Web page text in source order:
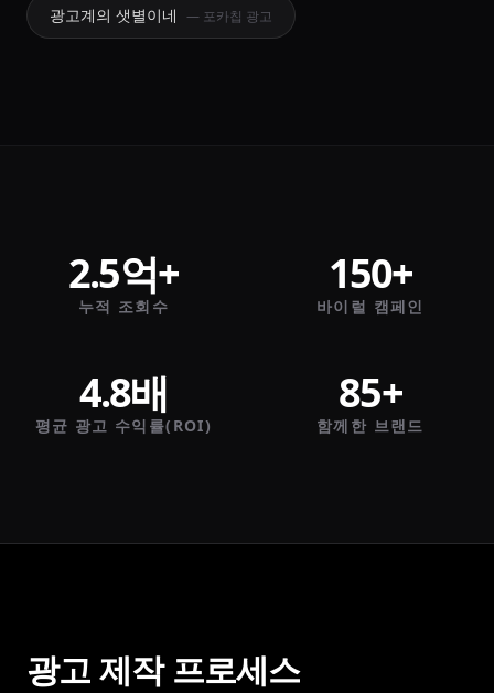
광고계의 샛별이네 — 포카칩 광고
2.5억+
누적 조회수
150+
바이럴 캠페인
4.8배
평균 광고 수익률(ROI)
85+
함께한 브랜드
광고 제작 프로세스